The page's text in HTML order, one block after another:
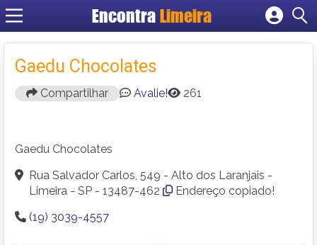
Encontra Limeira
Cadastrar empresa
Criar conta
Gaedu Chocolates
Compartilhar Avalie! 261
Gaedu Chocolates
Rua Salvador Carlos, 549 - Alto dos Laranjais -
Limeira - SP - 13487-462
Endereço copiado!
(19) 3039-4557